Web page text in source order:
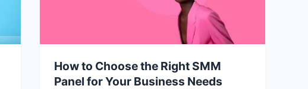
How to Choose the Right SMM
Panel for Your Business Needs